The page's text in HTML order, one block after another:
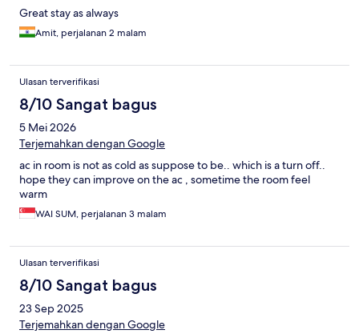
Great stay as always
Amit, perjalanan 2 malam
Ulasan terverifikasi
8/10 Sangat bagus
5 Mei 2026
Terjemahkan dengan Google
ac in room is not as cold as suppose to be.. which is a turn off..
hope they can improve on the ac , sometime the room feel
warm
WAI SUM, perjalanan 3 malam
Ulasan terverifikasi
8/10 Sangat bagus
23 Sep 2025
Terjemahkan dengan Google